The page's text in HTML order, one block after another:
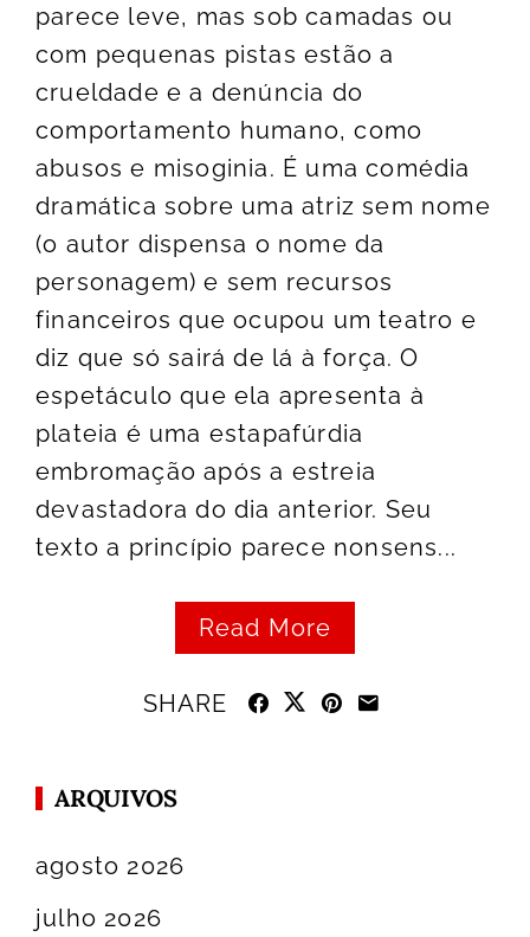
parece leve, mas sob camadas ou
com pequenas pistas estão a
crueldade e a denúncia do
comportamento humano, como
abusos e misoginia. É uma comédia
dramática sobre uma atriz sem nome
(o autor dispensa o nome da
personagem) e sem recursos
financeiros que ocupou um teatro e
diz que só sairá de lá à força. O
espetáculo que ela apresenta à
plateia é uma estapafúrdia
embromação após a estreia
devastadora do dia anterior. Seu
texto a princípio parece nonsens...
Read More
SHARE
ARQUIVOS
agosto 2026
julho 2026